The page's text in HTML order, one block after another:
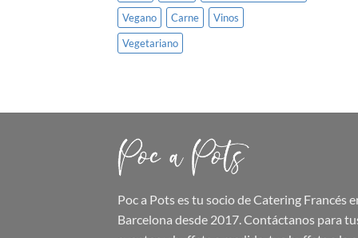
Vegano
Carne
Vinos
Vegetariano
Poc a Potses tu socio de Catering Francés
Barcelona desde 2017. Contáctanos para